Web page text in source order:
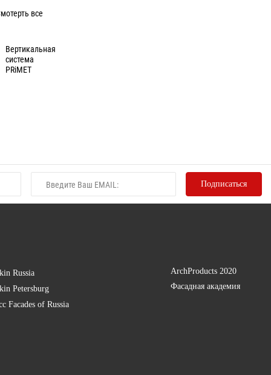
все
Вертикальная
система
PRiMET
Russia
Petersburg
Facades of Russia
ArchProducts 2020
Фасадная академия